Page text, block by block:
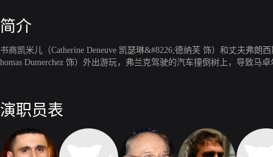
简介
书商凯米儿（Catherine Deneuve 凯瑟琳&#8226;德纳芙 饰）和丈夫弗
homas Dumerchez 饰）外出游玩，弗兰克驾驶的汽车撞倒树上，导致马
演职员表